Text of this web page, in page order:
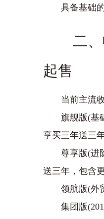
具备基础
二
起售
当前主流
旗舰版‌(基
享‌买三年送三年‌
尊享版‌(进
送三年，包含
领航版‌(外
集团版‌